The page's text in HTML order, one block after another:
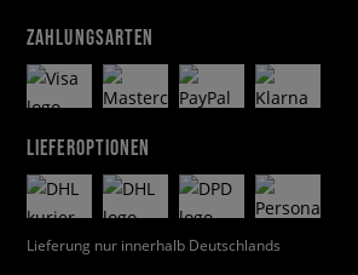
ZAHLUNGSARTEN
LIEFEROPTIONEN
Lieferung nur innerhalb Deutschlands